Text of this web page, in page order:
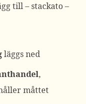
till – stackato –
läggs ned
,
måttet